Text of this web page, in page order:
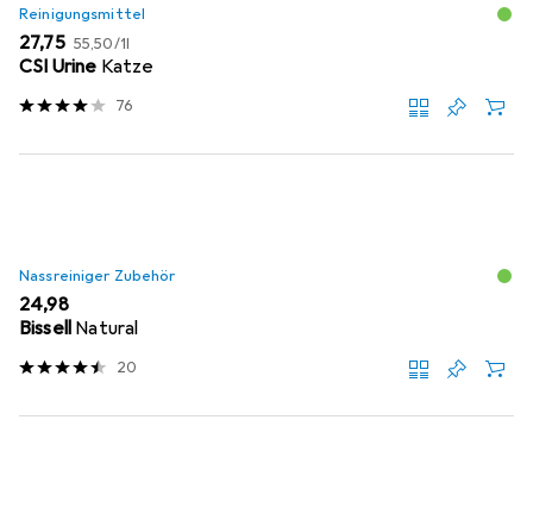
Reinigungsmittel
EUR
27,75 EUR
55,50/1l
CSI Urine Katze
76
Nassreiniger Zubehör
EUR
24,98
Bissell Natural
20